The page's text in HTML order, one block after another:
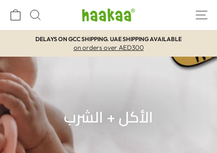
للمحتوي التنقل في الموقع بحث
توقيف
DELAYS ON GCC SHIPPING. UAE SHIPPING AVAILABLE
on orders over AED300
الأكل + الشرب